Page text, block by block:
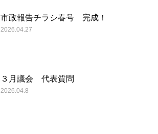
市政報告チラシ春号 完成！
2026.04.27
３月議会 代表質問
2026.04.8